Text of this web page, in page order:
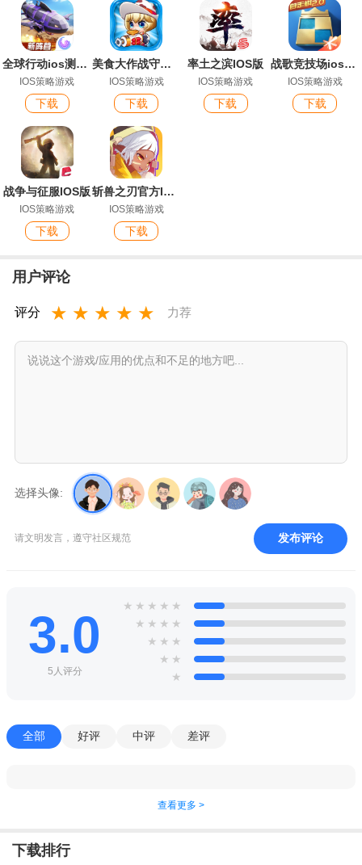
全球行动ios测试版
IOS策略游戏
下载
美食大作战守卫厨房官方ios版
IOS策略游戏
下载
率土之滨IOS版
IOS策略游戏
下载
战歌竞技场ios腾讯版
IOS策略游戏
下载
战争与征服IOS版
IOS策略游戏
下载
斩兽之刃官方IOS版手游
IOS策略游戏
下载
用户评论
评分 ★ ★ ★ ★ ★ 力荐
选择头像:
请文明发言，遵守社区规范 发布评论
3.0
5人评分
★ ★ ★ ★ ★
★ ★ ★ ★
★ ★ ★
★ ★
★
全部 好评 中评 差评
查看更多 >
下载排行